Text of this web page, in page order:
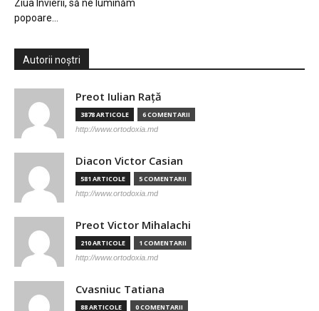
Ziua Învierii, să ne luminăm
popoare…
Autorii noștri
Preot Iulian Raţă
3878 ARTICOLE 6 COMENTARII
http://www.ortodoxia.md
Diacon Victor Casian
581 ARTICOLE 5 COMENTARII
http://www.ortodoxia.md
Preot Victor Mihalachi
210 ARTICOLE 1 COMENTARII
http://www.ortodoxia.md
Cvasniuc Tatiana
88 ARTICOLE 0 COMENTARII